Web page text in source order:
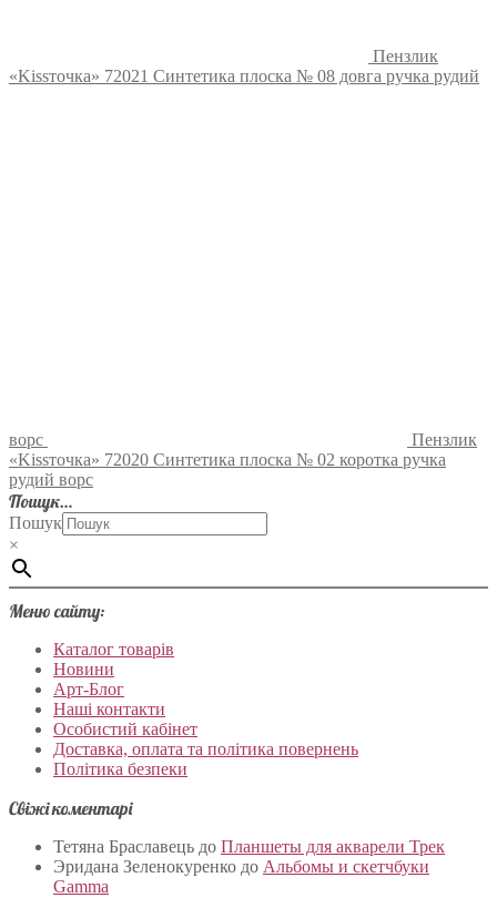
Пензлик
«Kissточка» 72021 Синтетика плоска № 08 довга ручка рудий
ворс
Пензлик
«Kissточка» 72020 Синтетика плоска № 02 коротка ручка
рудий ворс
Пошук…
Пошук
×
Меню сайту:
Каталог товарів
Новини
Арт-Блог
Наші контакти
Особистий кабінет
Доставка, оплата та політика повернень
Політика безпеки
Свіжі коментарі
Тетяна Браславець до Планшеты для акварели Трек
Эридана Зеленокуренко до Альбомы и скетчбуки
Gamma